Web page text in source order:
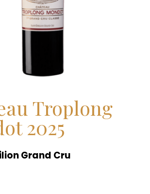
Troplong
2025
Grand Cru